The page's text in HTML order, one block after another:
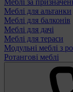
Меблі за
Меблі для альтанки
Меблі для балконів
Меблі для дачі
Меблі для тераси
Модульні меблі з
Ротангові меблі